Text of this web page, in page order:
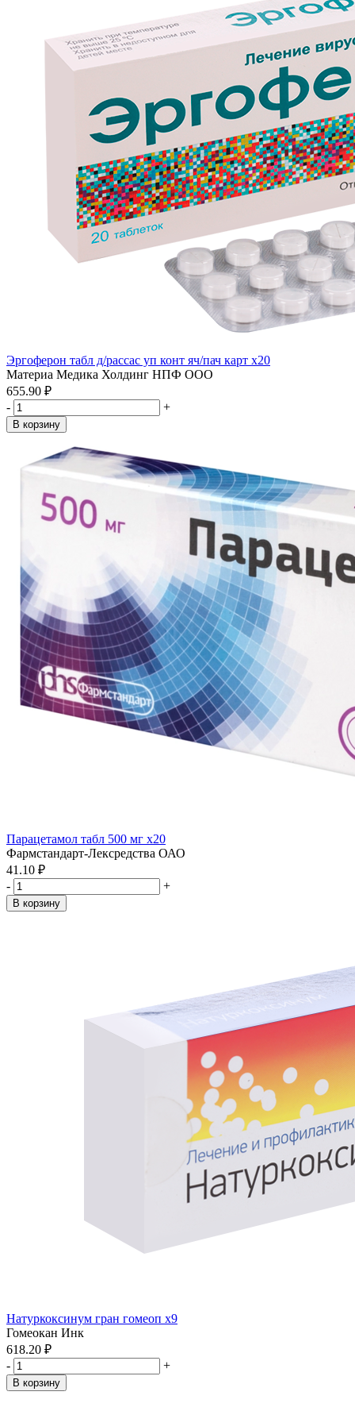
Эргоферон табл д/рассас уп конт яч/пач карт x20
Материа Медика Холдинг НПФ ООО
655.90 ₽
-
+
В корзину
Парацетамол табл 500 мг x20
Фармстандарт-Лексредства ОАО
41.10 ₽
-
+
В корзину
Натуркоксинум гран гомеоп x9
Гомеокан Инк
618.20 ₽
-
+
В корзину